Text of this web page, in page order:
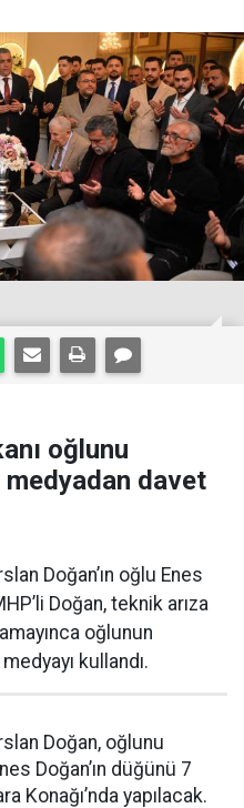
oğlunu
davet
Doğan’ın oğlu Enes
Doğan, teknik arıza
oğlunun
kullandı.
Doğan, oğlunu
Doğan’ın düğünü 7
Konağı’nda yapılacak.